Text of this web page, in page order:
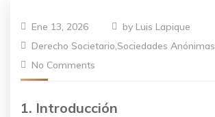
Ene 13, 2026 by Luis Lapique
Derecho Societario,Sociedades Anónimas
No Comments
1. Introducción